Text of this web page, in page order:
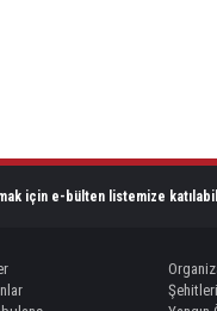
için e-bülten listemize